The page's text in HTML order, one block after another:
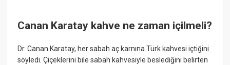
Canan Karatay kahve ne zaman içilmeli?
Dr. Canan Karatay, her sabah aç karnına Türk kahvesi içtiğini
söyledi. Çiçeklerini bile sabah kahvesiyle beslediğini belirten